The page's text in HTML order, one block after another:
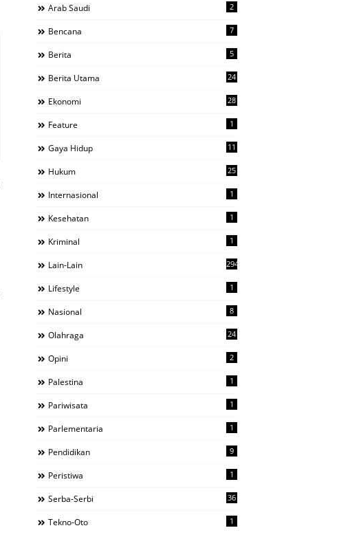
Arab Saudi 2
Bencana 7
Berita 5
Berita Utama 24
Ekonomi 28
Feature 1
Gaya Hidup 11
Hukum 25
Internasional 1
Kesehatan 1
Kriminal 1
Lain-Lain 294
Lifestyle 1
Nasional 8
Olahraga 24
Opini 2
Palestina 1
Pariwisata 1
Parlementaria 1
Pendidikan 9
Peristiwa 1
Serba-Serbi 36
Tekno-Oto 1